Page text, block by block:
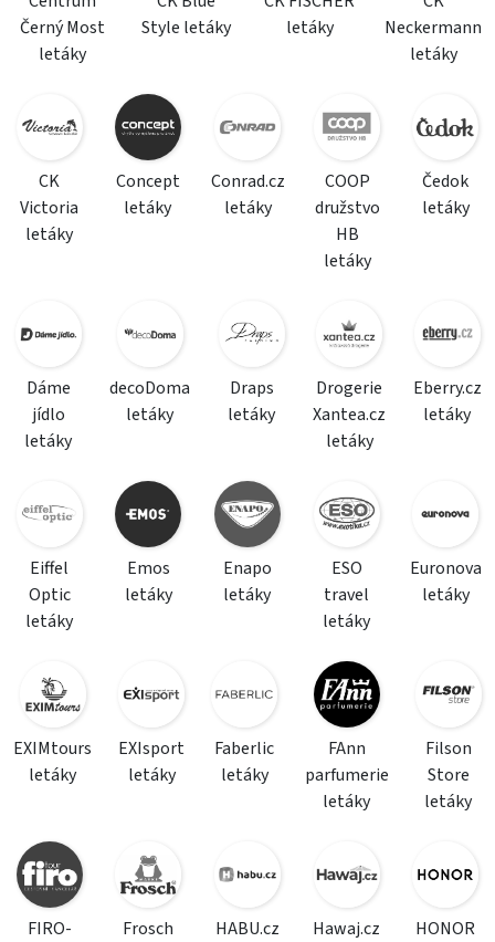
Černý Most
letáky
Style letáky
letáky
Neckermann
letáky
CK
Victoria
letáky
Concept
letáky
Conrad.cz
letáky
COOP
družstvo
HB
letáky
Čedok
letáky
Dáme
jídlo
letáky
decoDoma
letáky
Draps
letáky
Drogerie
Xantea.cz
letáky
Eberry.cz
letáky
Eiffel
Optic
letáky
Emos
letáky
Enapo
letáky
ESO
travel
letáky
Euronova
letáky
EXIMtours
letáky
EXIsport
letáky
Faberlic
letáky
FAnn
parfumerie
letáky
Filson
Store
letáky
FIRO-
Frosch
HABU.cz
Hawaj.cz
HONOR